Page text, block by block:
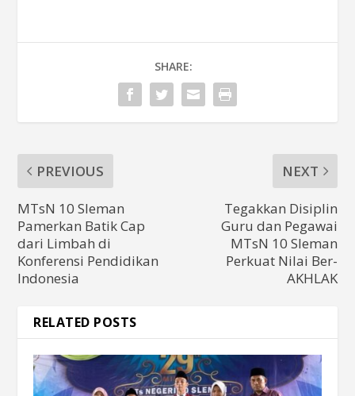
SHARE:
PREVIOUS
MTsN 10 Sleman
Pamerkan Batik Cap
dari Limbah di
Konferensi Pendidikan
Indonesia
NEXT
Tegakkan Disiplin
Guru dan Pegawai
MTsN 10 Sleman
Perkuat Nilai Ber-
AKHLAK
RELATED POSTS